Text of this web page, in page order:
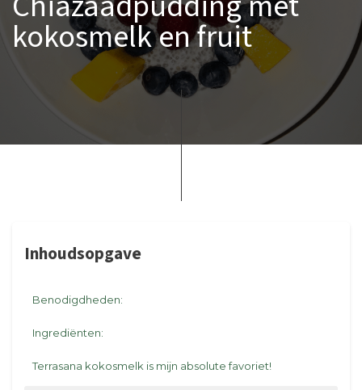
kokosmelk en fruit
Inhoudsopgave
Benodigdheden:
Ingrediënten:
Terrasana kokosmelk is mijn absolute favoriet!